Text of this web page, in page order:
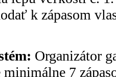
k zápasom
Organizátor
7